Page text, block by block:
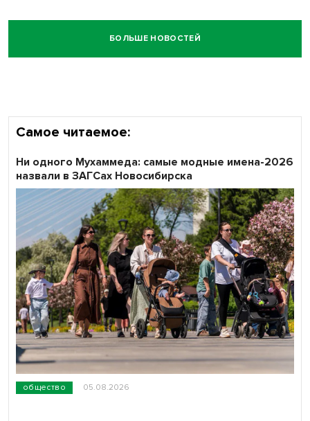
БОЛЬШЕ НОВОСТЕЙ
Самое читаемое:
общество 05.08.2026
Ни одного Мухаммеда: самые модные имена-2026
назвали в ЗАГСах Новосибирска